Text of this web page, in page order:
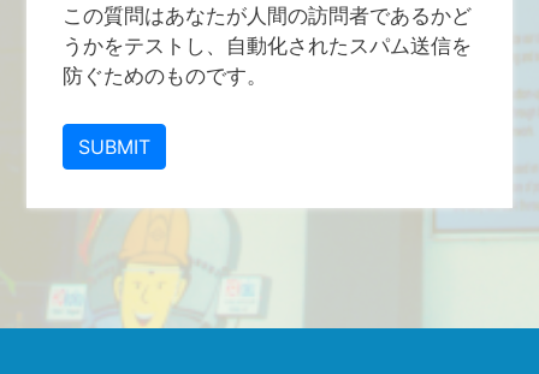
この質問はあなたが人間の訪問者であるかど
うかをテストし、自動化されたスパム送信を
防ぐためのものです。
SUBMIT